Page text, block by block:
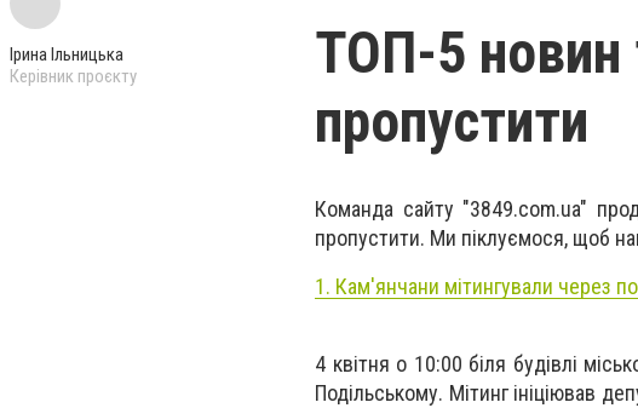
Ірина Ільницька
Керівник проєкту
ТОП-5 новин
пропустити
Команда сайту "3849.com.ua"
пропустити. Ми піклуємося, щоб
1. Кам'янчани мітингували через
4 квітня о 10:00 біля будівлі
Подільському. Мітинг ініціював